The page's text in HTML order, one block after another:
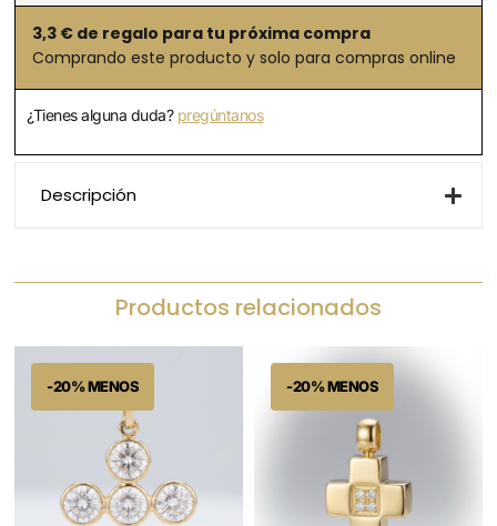
3,3 € de regalo para tu próxima compra
Comprando este producto y solo para compras online
¿Tienes alguna duda? pregúntanos
Descripción
Productos relacionados